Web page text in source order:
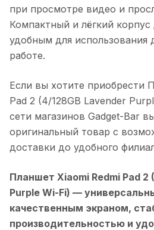
при просмотре видео и
Компактный и лёгкий корпус
удобным для использования
работе.
Если вы хотите приобрести
Pad 2 (4/128GB Lavender
сети магазинов Gadget-Bar
оригинальный товар с
доставки до удобного
Планшет Xiaomi Redmi Pad 2
Purple Wi-Fi) —
качественным экраном,
производительностью и